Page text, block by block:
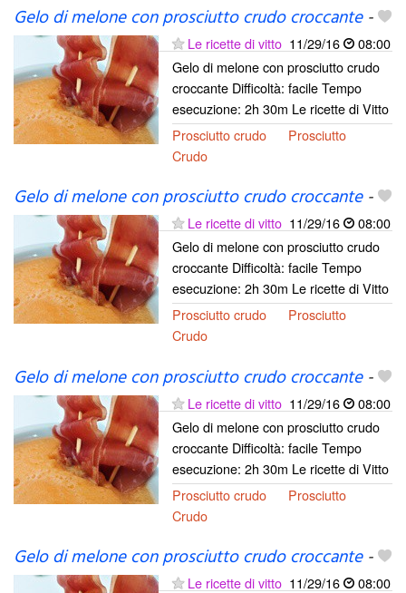
Gelo di melone con prosciutto crudo croccante-
Le ricette di vitto 11/29/16
08:00
Gelo di melone con prosciutto crudo
croccante Difficoltà: facile Tempo
esecuzione: 2h 30m Le ricette di Vitto
Prosciutto crudo
Prosciutto
Crudo
Gelo di melone con prosciutto crudo croccante-
Le ricette di vitto 11/29/16
08:00
Gelo di melone con prosciutto crudo
croccante Difficoltà: facile Tempo
esecuzione: 2h 30m Le ricette di Vitto
Prosciutto crudo
Prosciutto
Crudo
Gelo di melone con prosciutto crudo croccante-
Le ricette di vitto 11/29/16
08:00
Gelo di melone con prosciutto crudo
croccante Difficoltà: facile Tempo
esecuzione: 2h 30m Le ricette di Vitto
Prosciutto crudo
Prosciutto
Crudo
Gelo di melone con prosciutto crudo croccante-
Le ricette di vitto 11/29/16
08:00